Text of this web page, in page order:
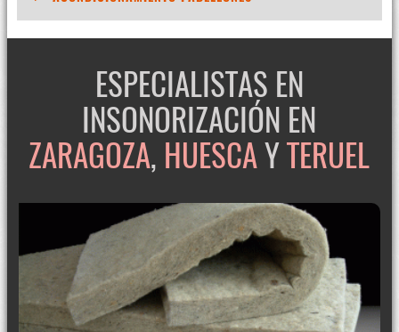
ESPECIALISTAS EN
INSONORIZACIÓN EN
ZARAGOZA, HUESCAYTERUEL